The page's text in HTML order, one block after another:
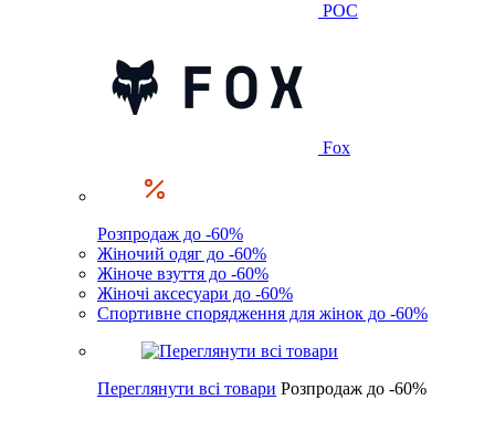
POC
Fox
Розпродаж до -60%
Жіночий одяг до -60%
Жіноче взуття до -60%
Жіночі аксесуари до -60%
Спортивне спорядження для жінок до -60%
Переглянути всі товари Розпродаж до -60%